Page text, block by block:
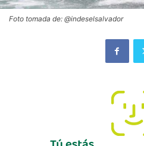
Foto tomada de: @indeselsalvador